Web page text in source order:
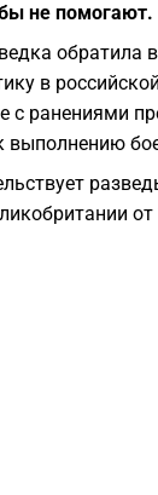
не помогают.
обратила
в
с ранениями
выполнению
от